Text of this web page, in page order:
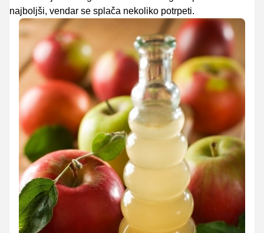
najboljši, vendar se splača nekoliko potrpeti.